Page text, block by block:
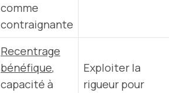
comme
contraignante
Recentrage
bénéfique,
capacité à
Exploiter la
rigueur pour